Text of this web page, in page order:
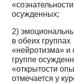
осужденных;
2)
в обеих
«нейротизма» и
группе
«открытости
отмечается у